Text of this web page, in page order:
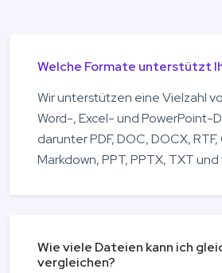
Welche Formate unterstützt
Wir unterstützen eine Vielzahl
Word-, Excel- und PowerPoint-
darunter PDF, DOC, DOCX,
Markdown, PPT, PPTX, TXT und
Wie viele Dateien kann ich
vergleichen?